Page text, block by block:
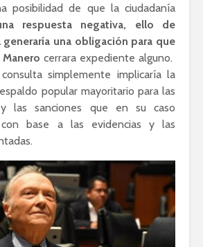
posibilidad de que la ciudadanía
respuesta negativa, ello de
generaría una obligación para que
cerrara expediente alguno.
simplemente implicaría la
popular mayoritario para las
y las sanciones que en su caso
base a las evidencias y las